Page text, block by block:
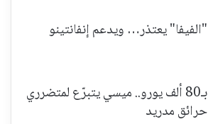
"الفيفا" يعتذر… ويدعم إنفانتينو
بـ80 ألف يورو.. ميسي يتبرّع لمتضرري
حرائق مدريد